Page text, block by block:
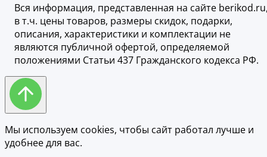
Вся информация, представленная на сайте
в т.ч. цены товаров, размеры скидок, подарки,
описания, характеристики и комплектации не
являются публичной офертой, определяемой
положениями Статьи 437 Гражданского кодекса РФ.
Мы используем cookies, чтобы сайт работал лучше и
удобнее для вас.